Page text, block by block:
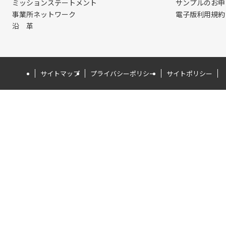
ミッションステートメント
事業所ネットワーク
沿 革
サンプルのお
電子版利用規約
サイトマップ プライバシーポリシー サイトポリシー